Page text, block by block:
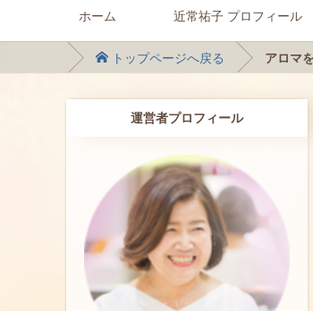
ホーム 近常祐子 プロフィール
トップページへ戻る アロマ
運営者プロフィール